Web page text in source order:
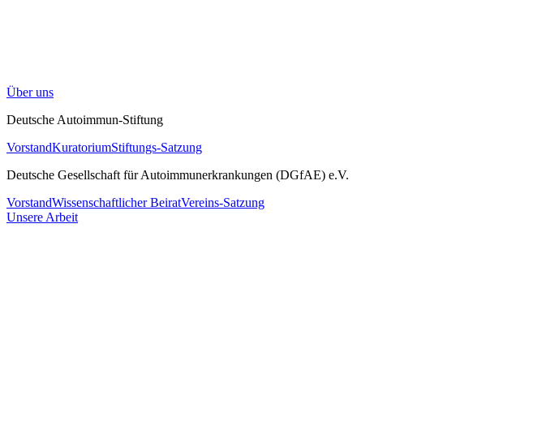
Über uns
Deutsche Autoimmun-Stiftung
VorstandKuratoriumStiftungs-Satzung
Deutsche Gesellschaft für Autoimmunerkrankungen (DGfAE) e.V.
VorstandWissenschaftlicher BeiratVereins-Satzung
Unsere Arbeit